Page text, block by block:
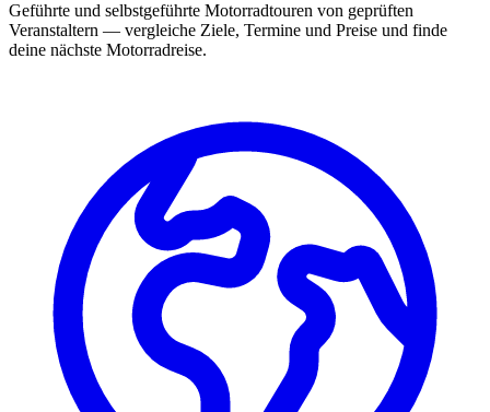
Geführte und selbstgeführte Motorradtouren von geprüften
Veranstaltern — vergleiche Ziele, Termine und Preise und finde
deine nächste Motorradreise.